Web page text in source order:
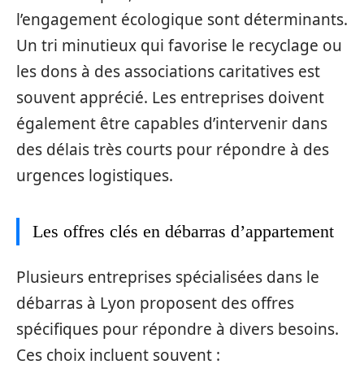
l’engagement écologique sont déterminants.
Un tri minutieux qui favorise le recyclage ou
les dons à des associations caritatives est
souvent apprécié. Les entreprises doivent
également être capables d’intervenir dans
des délais très courts pour répondre à des
urgences logistiques.
Les offres clés en débarras d’appartement
Plusieurs entreprises spécialisées dans le
débarras à Lyon proposent des offres
spécifiques pour répondre à divers besoins.
Ces choix incluent souvent :